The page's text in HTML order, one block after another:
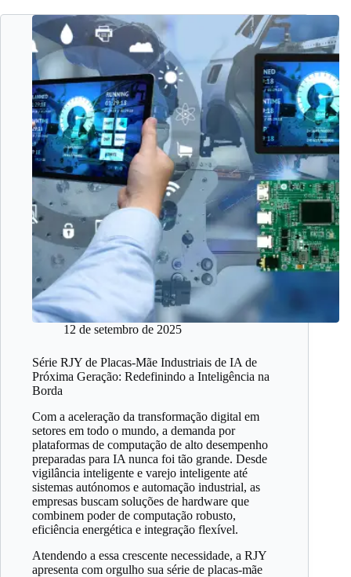
12 de setembro de 2025
Série RJY de Placas-Mãe Industriais de IA de
Próxima Geração: Redefinindo a Inteligência na
Borda
Com a aceleração da transformação digital em
setores em todo o mundo, a demanda por
plataformas de computação de alto desempenho
preparadas para IA nunca foi tão grande. Desde
vigilância inteligente e varejo inteligente até
sistemas autónomos e automação industrial, as
empresas buscam soluções de hardware que
combinem poder de computação robusto,
eficiência energética e integração flexível.
Atendendo a essa crescente necessidade, a RJY
apresenta com orgulho sua série de placas-mãe